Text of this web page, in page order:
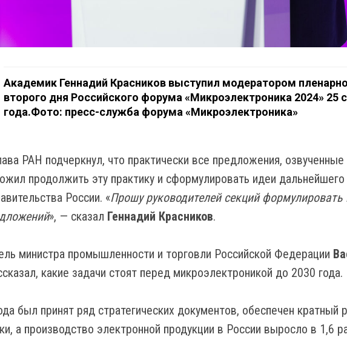
Академик Геннадий Красников выступил модератором
второго дня Российского форума «Микроэлектроника 2024» 25
года.Фото: пресс-служба форума «Микроэлектроника»
РАН подчеркнул, что практически все предложения,
продолжить эту практику и сформулировать идеи
России. «Прошу руководителей секций
», — сказал Геннадий Красников.
министра промышленности и торговли Российской Федерации
какие задачи стоят перед микроэлектроникой до 2030 года.
был принят ряд стратегических документов, обеспечен кратный
а производство электронной продукции в России выросло в 1,6